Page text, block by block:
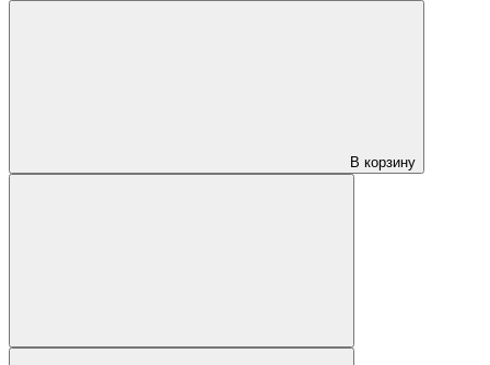
В корзину